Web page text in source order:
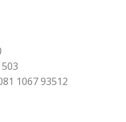
1067 93512